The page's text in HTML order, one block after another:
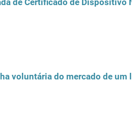
de Certificado de Dispositivo
voluntária do mercado de um